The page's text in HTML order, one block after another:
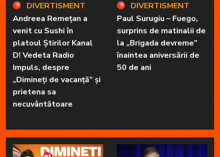
DIVERTISMENT
Andreea Remețan a
venit cu Sushi în
platoul Știrilor Kanal
D! Vedeta Radio
Impuls, despre
„Dimineți de vacanță” și
prietena sa
necuvântătoare
DIVERTISMENT
Paul Surugiu – Fuego,
surprins de matinalii de
la „Brigada devreme”
înaintea aniversării de
50 de ani